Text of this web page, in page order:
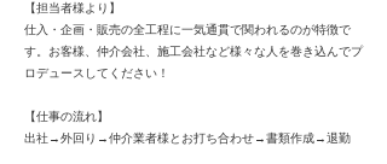
【担当者様より】
仕入・企画・販売の全工程に一気通貫で関われるのが特徴で
す。お客様、仲介会社、施工会社など様々な人を巻き込んでプ
ロデュースしてください！
【仕事の流れ】
出社→外回り→仲介業者様とお打ち合わせ→書類作成→退勤